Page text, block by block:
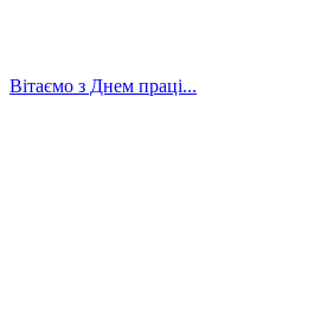
Вітаємо з Днем праці...